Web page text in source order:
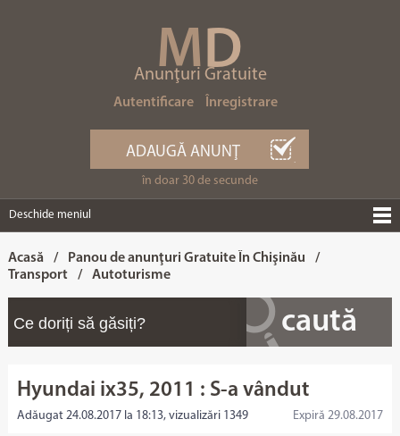
MD
Anunţuri Gratuite
Autentificare Înregistrare
ADAUGĂ ANUNŢ
în doar 30 de secunde
Deschide meniul
Acasă / Panou de anunţuri Gratuite În Chişinău
/
Transport
/ Autoturisme
Hyundai ix35, 2011 : S-a vândut
Adăugat 24.08.2017 la 18:13, vizualizări 1349 Expiră 29.08.2017